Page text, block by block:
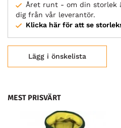
Året runt - om din storlek
dig från vår leverantör.
Klicka här för att se
Lägg i önskelista
MEST PRISVÄRT